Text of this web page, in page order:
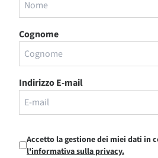
Cognome
Indirizzo E-mail
Accetto la gestione dei miei dati in
l'informativa sulla privacy.